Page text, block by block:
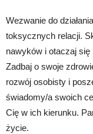
Wezwanie do
toksycznych relacji.
nawyków i otaczaj
Zadbaj o swoje
rozwój osobisty i
świadomy/a swoich
Cię w ich kierunku.
życie.